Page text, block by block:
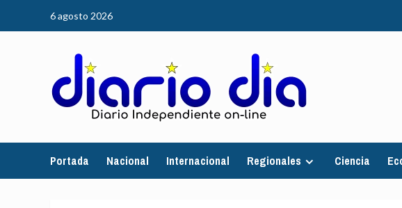
6 agosto 2026
Portada Nacional Internacional Regionales Ciencia